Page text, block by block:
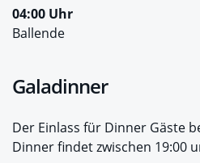
04:00 Uhr
Ballende
Galadinner
Der Einlass für Dinner Gäste
Dinner findet zwischen 19:00